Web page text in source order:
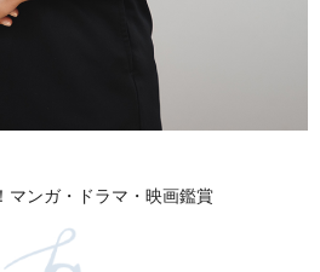
マンガ・ドラマ・映画鑑賞